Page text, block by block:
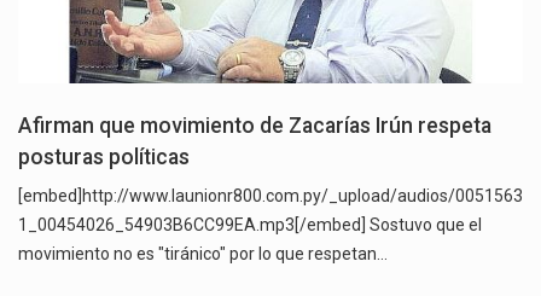
Afirman que movimiento de Zacarías Irún respeta
posturas políticas
[embed]http://www.launionr800.com.py/_upload/audios/0051563
1_00454026_54903B6CC99EA.mp3[/embed] Sostuvo que el
movimiento no es "tiránico" por lo que respetan…